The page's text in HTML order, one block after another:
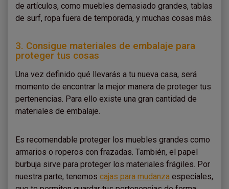
de artículos, como muebles demasiado grandes, tablas
de surf, ropa fuera de temporada, y muchas cosas más.
3. Consigue materiales de embalaje para
proteger tus cosas
Una vez definido qué llevarás a tu nueva casa, será
momento de encontrar la mejor manera de proteger tus
pertenencias. Para ello existe una gran cantidad de
materiales de embalaje.
Es recomendable proteger los muebles grandes como
armarios o roperos con frazadas. También, el papel
burbuja sirve para proteger los materiales frágiles. Por
nuestra parte, tenemos cajas para mudanza especiales,